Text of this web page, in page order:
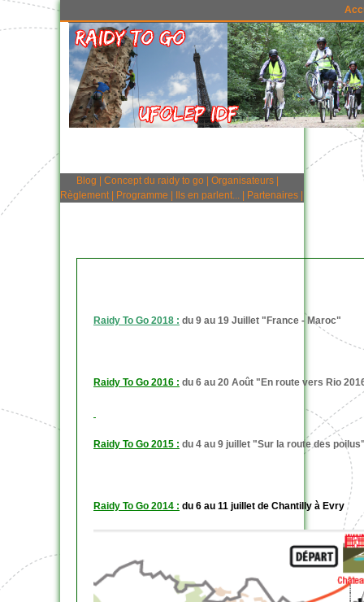
Blog Concept du raidy to go Organisateurs
Règlement| Programme Ils en parlent... Partenaires
Raidy To Go 2018 : du 9 au 19 Juillet "France - Maroc"
Raidy To Go 2016 : du 6 au 20 Août "En route vers Rio
Raidy To Go 2015 : du 4 au 9 juillet "Sur la route des
Raidy To Go 2014 : du 6 au 11 juillet de Chantilly à Evry